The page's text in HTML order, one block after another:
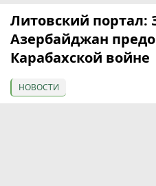
Литовский
Азербайджан
Карабахской войне
НОВОСТИ